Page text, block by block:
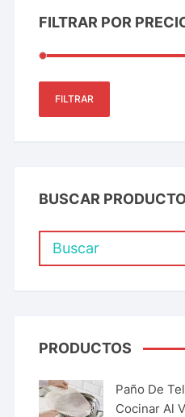
FILTRAR POR
FILTRAR
BUSCAR
PRODUCTOS
Paño De
Cocinar Al